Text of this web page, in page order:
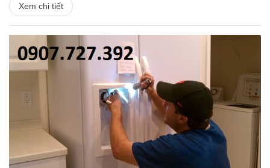
Xem chi tiết